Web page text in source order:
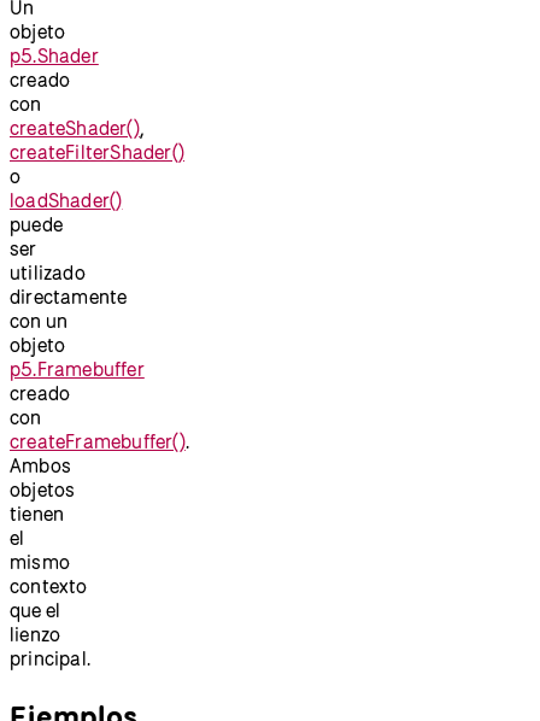
Un
objeto
p5.Shader
creado
con
createShader(),
createFilterShader()
o
loadShader()
puede
ser
utilizado
directamente
con un
objeto
p5.Framebuffer
creado
con
createFramebuffer().
Ambos
objetos
tienen
el
mismo
contexto
que el
lienzo
principal.